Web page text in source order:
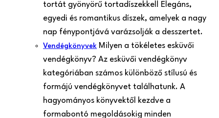
tortát gyönyörű tortadíszekkel! Elegáns,
egyedi és romantikus díszek, amelyek a nagy
nap fénypontjává varázsolják a desszertet.
Vendégkönyvek Milyen a tökéletes esküvői
vendégkönyv? Az esküvői vendégkönyv
kategóriában számos különböző stílusú és
formájú vendégkönyvet találhatunk. A
hagyományos könyvektől kezdve a
formabontó megoldásokig minden